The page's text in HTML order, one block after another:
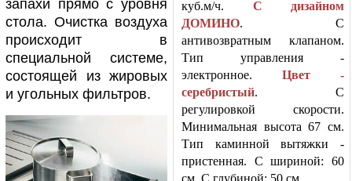
запахи прямо с уровня
стола. Очистка воздуха
происходит в
специальной системе,
состоящей из жировых
и угольных фильтров.
куб.м/ч. С дизайном
ДОМИНО. С
антивозвратным клапаном.
Тип управления -
электронное. Цвет -
серебристый. С
регулировкой скорости.
Минимальная высота 67 см.
Тип каминной вытяжки -
пристенная. С шириной: 60
см. С глубиной: 50 см.